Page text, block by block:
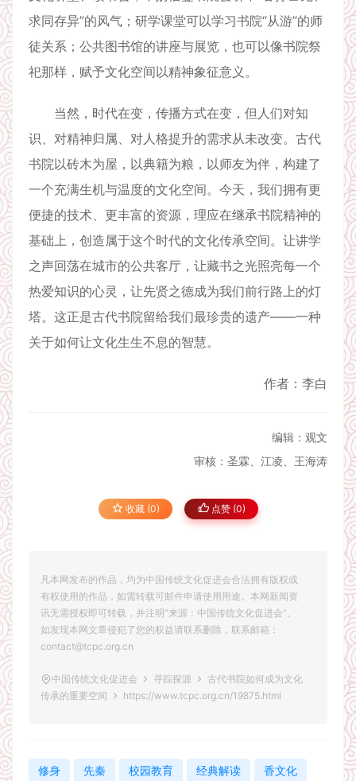
求同存异”的风气；研学课堂可以学习书院“从游”的师
徒关系；公共图书馆的讲座与展览，也可以像书院祭
祀那样，赋予文化空间以精神象征意义。
当然，时代在变，传播方式在变，但人们对知
识、对精神归属、对人格提升的需求从未改变。古代
书院以砖木为屋，以典籍为粮，以师友为伴，构建了
一个充满生机与温度的文化空间。今天，我们拥有更
便捷的技术、更丰富的资源，理应在继承书院精神的
基础上，创造属于这个时代的文化传承空间。让讲学
之声回荡在城市的公共客厅，让藏书之光照亮每一个
热爱知识的心灵，让先贤之德成为我们前行路上的灯
塔。这正是古代书院留给我们最珍贵的遗产——一种
关于如何让文化生生不息的智慧。
作者：李白
编辑：观文
审核：圣霖、江凌、王海涛
收藏 (0) 点赞 (0)
凡本网发布的作品，均为中国传统文化促进会合法拥有版权或
有权使用的作品，如需转载可邮件申请使用用途。本网新闻资
讯无需授权即可转载，并注明“来源：中国传统文化促进会”。
如发现本网文章侵犯了您的权益请联系删除，联系邮箱：
contact@tcpc.org.cn
中国传统文化促进会 寻踪探源
古代书院如何成为文化
传承的重要空间
https://www.tcpc.org.cn/19875.html
修身 先秦 校园教育 经典解读 香文化